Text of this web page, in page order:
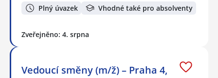
Plný úvazek Vhodné také pro absolventy
Zveřejněno: 4. srpna
Vedoucí směny (m/ž) – Praha 4,